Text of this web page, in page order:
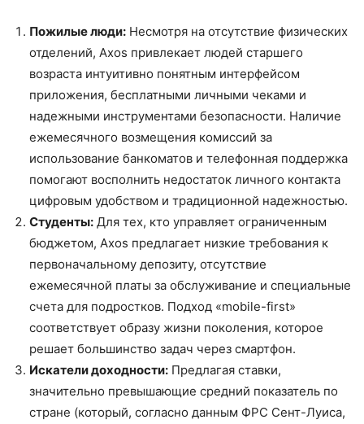
Пожилые люди: Несмотря на отсутствие физических
отделений, Axos привлекает людей старшего
возраста интуитивно понятным интерфейсом
приложения, бесплатными личными чеками и
надежными инструментами безопасности. Наличие
ежемесячного возмещения комиссий за
использование банкоматов и телефонная поддержка
помогают восполнить недостаток личного контакта
цифровым удобством и традиционной надежностью.
Студенты: Для тех, кто управляет ограниченным
бюджетом, Axos предлагает низкие требования к
первоначальному депозиту, отсутствие
ежемесячной платы за обслуживание и специальные
счета для подростков. Подход «mobile-first»
соответствует образу жизни поколения, которое
решает большинство задач через смартфон.
Искатели доходности: Предлагая ставки,
значительно превышающие средний показатель по
стране (который, согласно данным ФРС Сент-Луиса,